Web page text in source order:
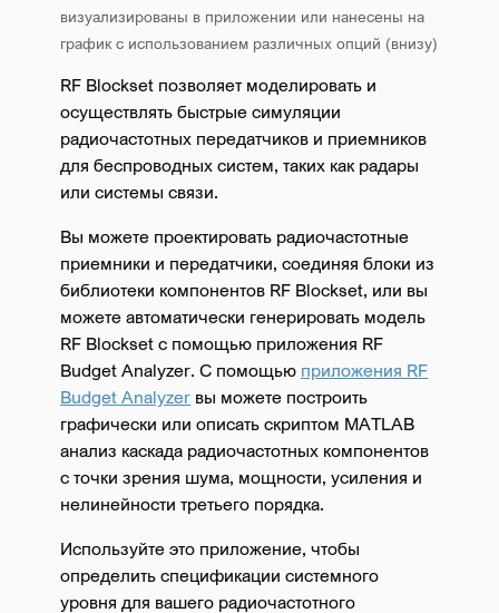
визуализированы в приложении или нанесены на
график с использованием различных опций (внизу)
RF Blockset позволяет моделировать и
осуществлять быстрые симуляции
радиочастотных передатчиков и приемников
для беспроводных систем, таких как радары
или системы связи.
Вы можете проектировать радиочастотные
приемники и передатчики, соединяя блоки из
библиотеки компонентов RF Blockset, или вы
можете автоматически генерировать модель
RF Blockset с помощью приложения RF
Budget Analyzer. С помощью приложения RF
Budget Analyzer вы можете построить
графически или описать скриптом MATLAB
анализ каскада радиочастотных компонентов
с точки зрения шума, мощности, усиления и
нелинейности третьего порядка.
Используйте это приложение, чтобы
определить спецификации системного
уровня для вашего радиочастотного